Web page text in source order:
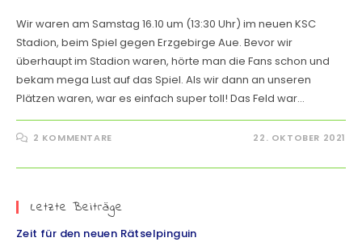
Wir waren am Samstag 16.10 um (13:30 Uhr) im neuen KSC
Stadion, beim Spiel gegen Erzgebirge Aue. Bevor wir
überhaupt im Stadion waren, hörte man die Fans schon und
bekam mega Lust auf das Spiel. Als wir dann an unseren
Plätzen waren, war es einfach super toll! Das Feld war…
2 KOMMENTARE 22. OKTOBER 2021
Letzte Beiträge
Zeit für den neuen Rätselpinguin